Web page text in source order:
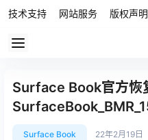
技术支持 网站服务 版权声明
Surface Book官方恢
Surface Book 22年2月19日